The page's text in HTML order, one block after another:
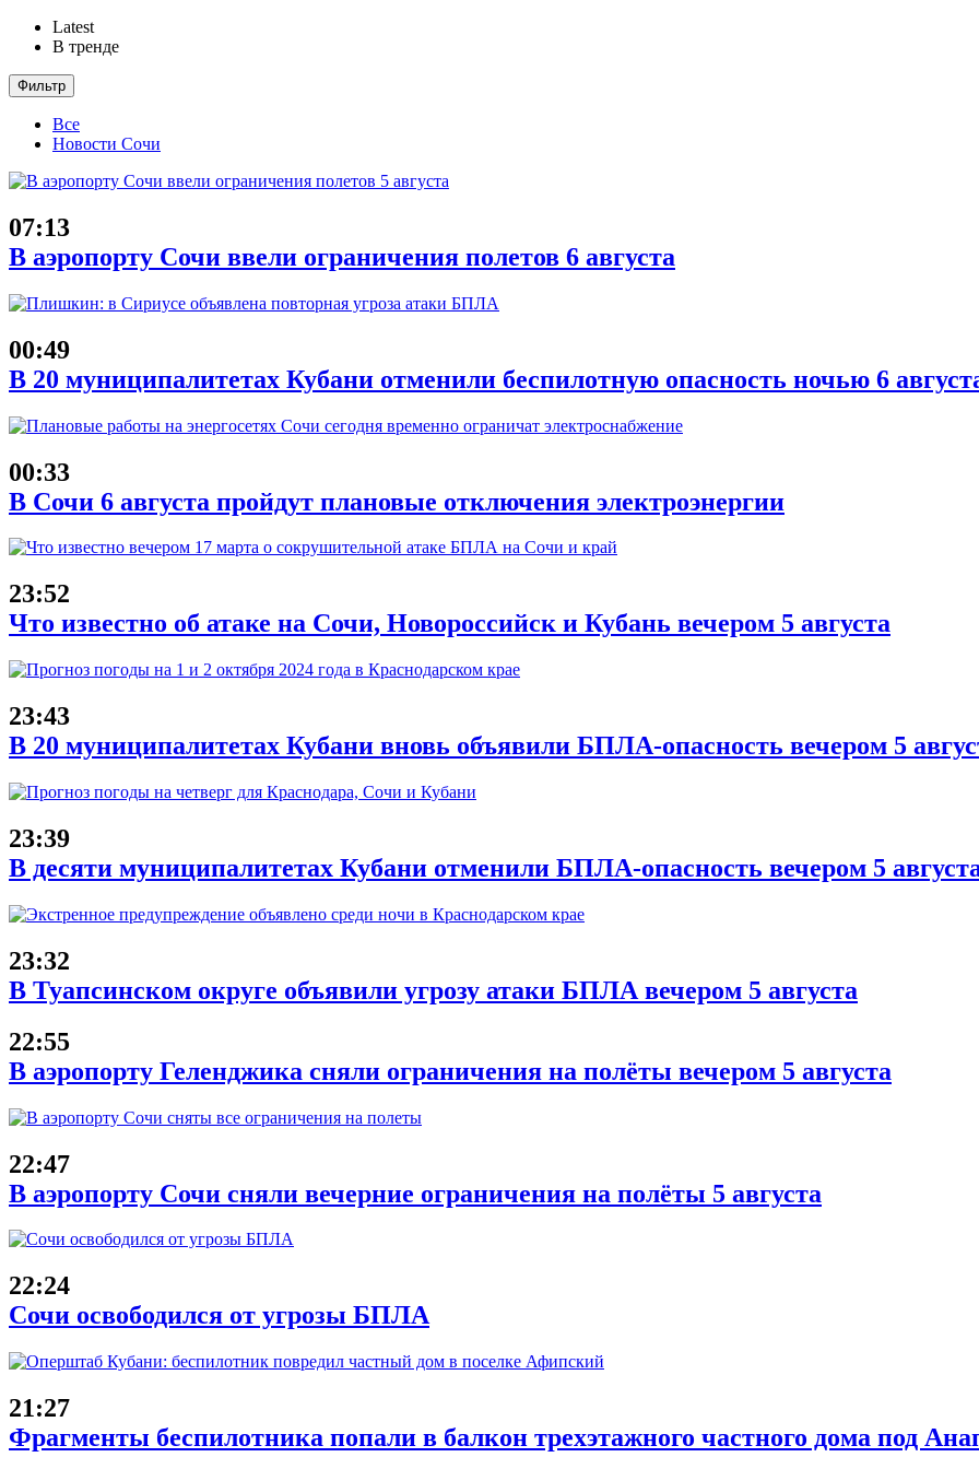
Latest
В тренде
Фильтр
Все
Новости Сочи
07:13
В аэропорту Сочи ввели ограничения полетов 6 августа
00:49
В 20 муниципалитетах Кубани отменили беспилотную опасность ночью 6
00:33
В Сочи 6 августа пройдут плановые отключения электроэнергии
23:52
Что известно об атаке на Сочи, Новороссийск и Кубань вечером 5 августа
23:43
В 20 муниципалитетах Кубани вновь объявили БПЛА-опасность вечером 5
23:39
В десяти муниципалитетах Кубани отменили БПЛА-опасность вечером 5
23:32
В Туапсинском округе объявили угрозу атаки БПЛА вечером 5 августа
22:55
В аэропорту Геленджика сняли ограничения на полёты вечером 5 августа
22:47
В аэропорту Сочи сняли вечерние ограничения на полёты 5 августа
22:24
Сочи освободился от угрозы БПЛА
21:27
Фрагменты беспилотника попали в балкон трехэтажного частного дома под